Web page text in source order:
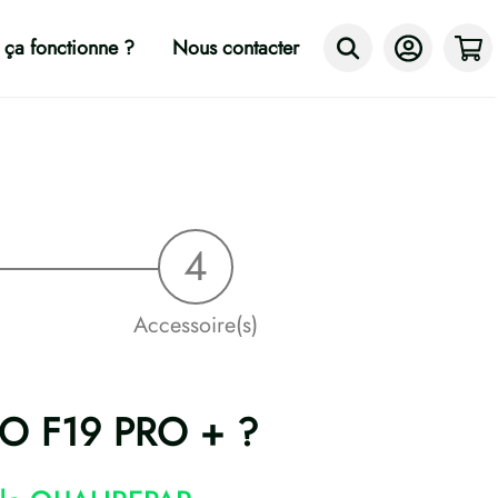
fonctionne ? Nous contacter
Accessoire(s)
F19 PRO + ?